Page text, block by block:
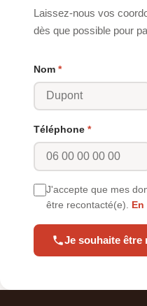
Laissez-nous vos
dès que possible pour
Nom *
Téléphone *
J'accepte que mes
être recontacté(e).
Je souhaite être